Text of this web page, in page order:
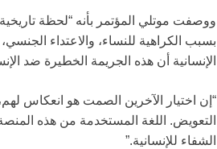
ووصفت موتلي المؤتمر بأنه “لحظة
بسبب الكراهية للنساء، والاعتداء
الإنسانية أن هذه الجريمة الخطيرة ضد
“إن اختيار الآخرين الصمت هو انعكاس
التعويض. اللغة المستخدمة من هذه
الشفاء للإنسانية.”